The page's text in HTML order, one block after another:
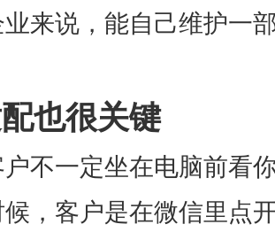
业来说，能自己维护一
也很关键
不一定坐在电脑前看
，客户是在微信里点